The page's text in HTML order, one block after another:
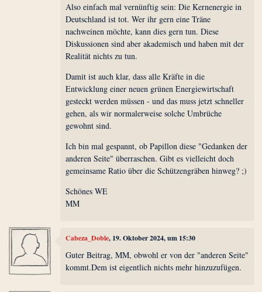
Also einfach mal vernünftig sein: Die Kernenergie in
Deutschland ist tot. Wer ihr gern eine Träne
nachweinen möchte, kann dies gern tun. Diese
Diskussionen sind aber akademisch und haben mit der
Realität nichts zu tun.
Damit ist auch klar, dass alle Kräfte in die
Entwicklung einer neuen grünen Energiewirtschaft
gesteckt werden müssen - und das muss jetzt schneller
gehen, als wir normalerweise solche Umbrüche
gewohnt sind.
Ich bin mal gespannt, ob Papillon diese "Gedanken der
anderen Seite" überraschen. Gibt es vielleicht doch
gemeinsame Ratio über die Schützengräben hinweg? ;)
Schönes WE
MM
Cabeza_Doble, 19. Oktober 2024, um 15:30
Guter Beitrag, MM, obwohl er von der "anderen Seite"
kommt.Dem ist eigentlich nichts mehr hinzuzufügen.